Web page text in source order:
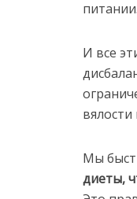
И все
Мы
диеты,